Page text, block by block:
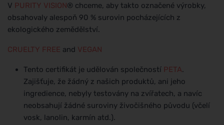
V PURITY VISION® chceme, aby takto označené výrobky,
obsahovaly alespoň 90 % surovin pocházejících z
ekologického zemědělství.
CRUELTY FREE and VEGAN
Tento certifikát je udělován společností PETA.
Zajišťuje, že žádný z našich produktů, ani jeho
ingredience, nebyly testovány na zvířatech, a navíc
neobsahují žádné suroviny živočišného původu (včelí
vosk, lanolin, karmín atd.).